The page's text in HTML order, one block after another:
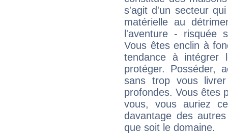
s'agit d'un secteur
matérielle au
l'aventure - risquée
Vous êtes enclin à
tendance à
protéger. Posséder,
sans trop vous
profondes. Vous êtes
vous, vous auriez
davantage des
que soit le domaine.